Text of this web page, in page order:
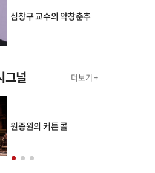
심창구 교수의 약창춘추
그널 더보기 +
원종원의 커튼 콜